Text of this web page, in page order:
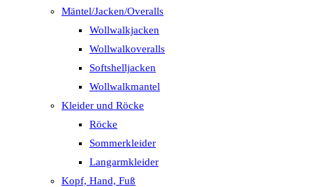
Mäntel/Jacken/Overalls
Wollwalkjacken
Wollwalkoveralls
Softshelljacken
Wollwalkmantel
Kleider und Röcke
Röcke
Sommerkleider
Langarmkleider
Kopf, Hand, Fuß